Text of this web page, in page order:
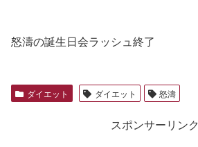
怒濤の誕生日会ラッシュ終了
ダイエット ダイエット 怒濤
スポンサーリンク